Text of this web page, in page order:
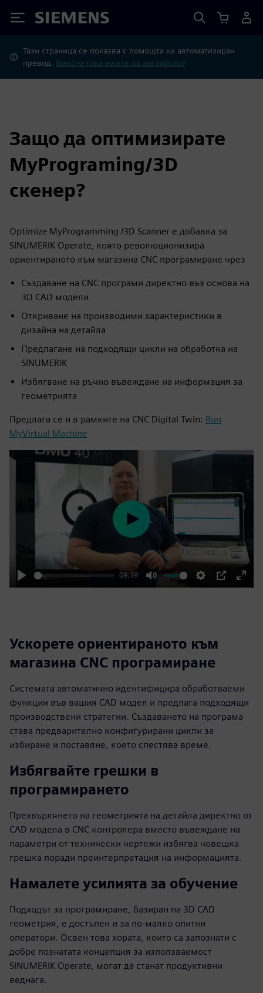
Siemens
Тази страница се показва с помощта на автоматизиран
превод. Вместо това вижте на английски?
Защо да оптимизирате
MyPrograming/3D
скенер?
Optimize MyProgramming /3D Scanner е добавка за
SINUMERIK Operate, която революционизира
ориентираното към магазина CNC програмиране чрез
Създаване на CNC програми директно въз основа на
3D CAD модели
Откриване на производими характеристики в
дизайна на детайла
Предлагане на подходящи цикли на обработка на
SINUMERIK
Избягване на ръчно въвеждане на информация за
геометрията
Предлага се и в рамките на CNC Digital Twin: Run
MyVirtual Machine
Play
09:19
Mute Settings
PIP
Enter
Play
Ускорете ориентираното към
магазина CNC програмиране
Системата автоматично идентифицира обработваеми
функции във вашия CAD модел и предлага подходящи
производствени стратегии. Създаването на програма
става предварително конфигурирани цикли за
избиране и поставяне, което спестява време.
Избягвайте грешки в
програмирането
Прехвърлянето на геометрията на детайла директно от
CAD модела в CNC контролера вместо въвеждане на
параметри от технически чертежи избягва човешка
грешка поради преинтерпретация на информацията.
Намалете усилията за обучение
Подходът за програмиране, базиран на 3D CAD
геометрия, е достъпен и за по-малко опитни
оператори. Освен това хората, които са запознати с
добре познатата концепция за използваемост
SINUMERIK Operate, могат да станат продуктивни
веднага.